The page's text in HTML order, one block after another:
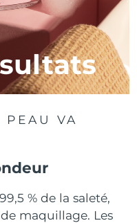
PEAU VA
% de la saleté,
maquillage. Les
Livraison estimée8/12/26
Livraison estimée8/13/26
Livraison estimée
Livraison estimée 8/10/26